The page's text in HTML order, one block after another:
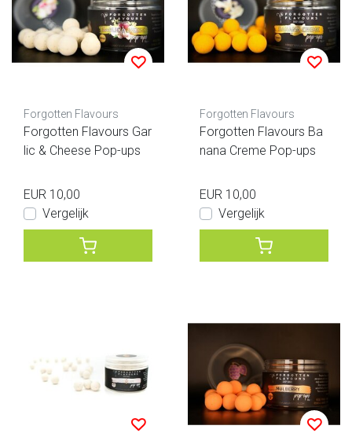
Forgotten Flavours
Forgotten Flavours Gar
lic & Cheese Pop-ups
EUR 10,00
Vergelijk
Forgotten Flavours
Forgotten Flavours Ba
nana Creme Pop-ups
EUR 10,00
Vergelijk